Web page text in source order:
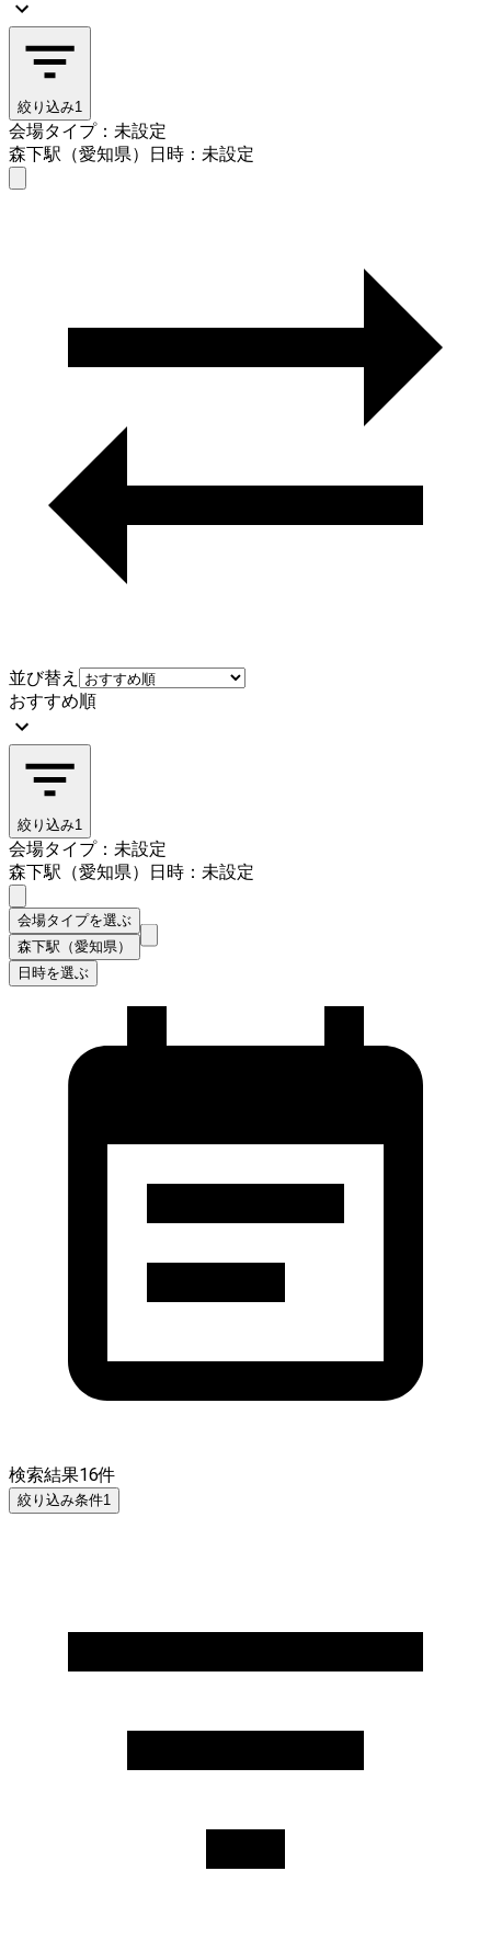
絞り込み1
会場タイプ：未設定
森下駅（愛知県）
日時：未設定
並び替え
おすすめ順
絞り込み1
会場タイプ：未設定
森下駅（愛知県）
日時：未設定
会場タイプを選ぶ
森下駅（愛知県）
日時を選ぶ
検索結果16件
絞り込み条件1